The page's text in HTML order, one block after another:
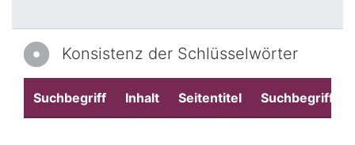
Konsistenz der Schlüsselwörter
Suchbegriff Inhalt Seitentitel Suchbegriffe